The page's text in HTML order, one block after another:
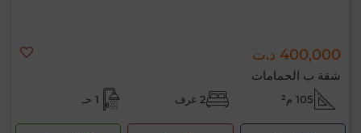
400,000 د.ت
شقة ب الحمامات
105 م² 2 غرف 1 حـ